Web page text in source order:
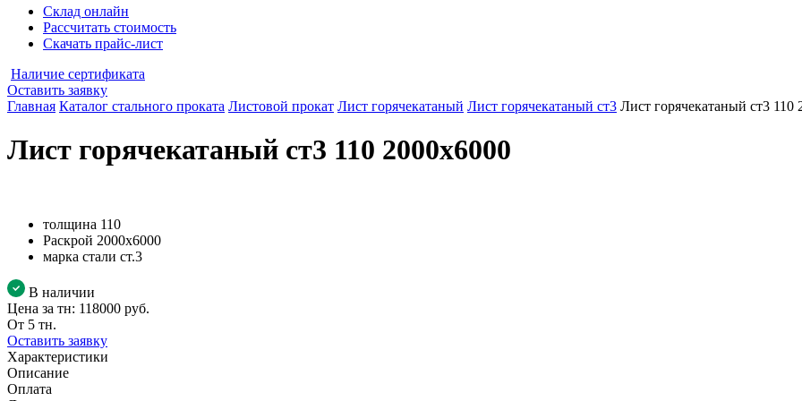
Склад онлайн
Рассчитать стоимость
Скачать прайс-лист
Наличие сертификата
Оставить заявку
Главная Каталог стального проката Листовой прокат Лист горячекатаный Лист горячекатаный ст3 Лист горячекатаный ст3 110
Лист горячекатаный ст3 110 2000х6000
толщина 110
Раскрой 2000х6000
марка стали ст.3
В наличии
Цена за тн: 118000 руб.
От 5 тн.
Оставить заявку
Характеристики
Описание
Оплата